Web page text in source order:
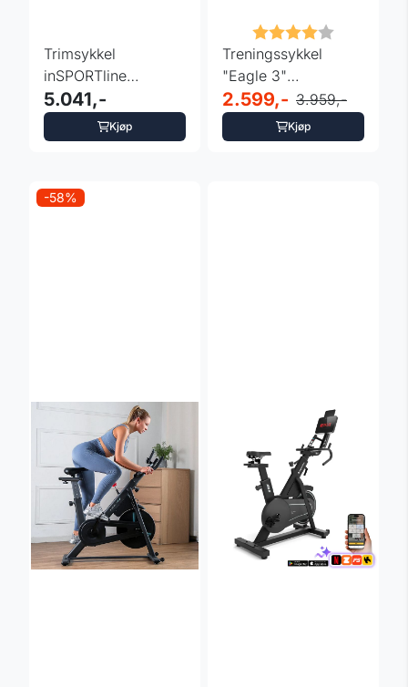
Trimsykkel
inSPORTline
ZenRoute 100 med
nettbrettholder
5.041,-
Kjøp
Karakter:
Treningssykkel
"Eagle 3"
sammenleggbar
med pulssensorer
2.599,- 3.959,-
Kjøp
-58%